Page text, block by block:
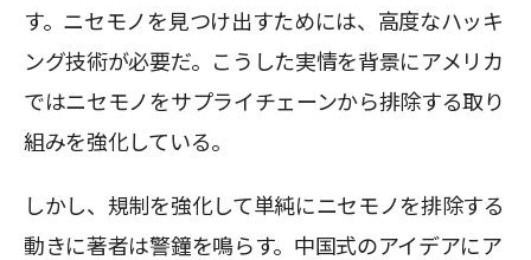
す。ニセモノを見つけ出すためには、高度なハッキ
ング技術が必要だ。こうした実情を背景にアメリカ
ではニセモノをサプライチェーンから排除する取り
組みを強化している。
しかし、規制を強化して単純にニセモノを排除する
動きに著者は警鐘を鳴らす。中国式のアイデアにア